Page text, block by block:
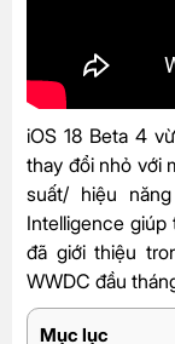
iOS 18 Beta 4
thay đổi nhỏ với
suất/ hiệu
Intelligence
đã giới thiệu
WWDC đầu
Mục lục